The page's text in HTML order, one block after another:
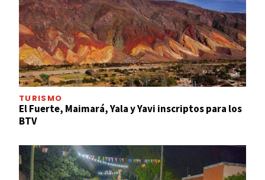
TURISMO
El Fuerte, Maimará, Yala y Yavi inscriptos para los
BTV